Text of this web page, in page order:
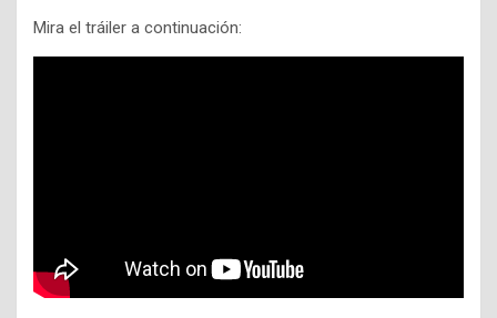
Mira el tráiler a continuación: